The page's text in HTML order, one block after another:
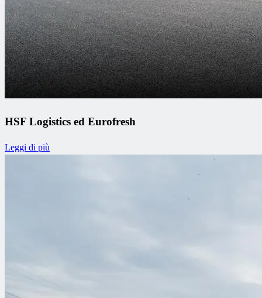
HSF Logistics ed Eurofresh
Leggi di più